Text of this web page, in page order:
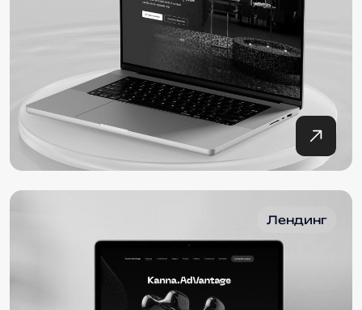
Лендинг